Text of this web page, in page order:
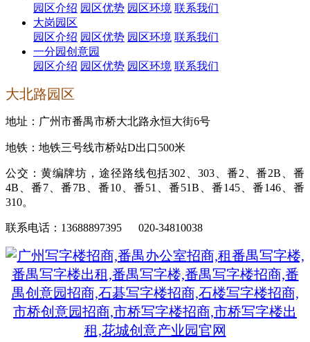
园区介绍 园区优势 园区环境 联系我们
大岗园区
园区介绍 园区优势 园区环境 联系我们
一分园创意园
园区介绍 园区优势 园区环境 联系我们
大北路园区
地址：广州市番禺市桥大北路永恒大街6号
地铁：地铁三号线市桥站D出口500米
公交：黄编牌坊，途径路线包括302、303、番2、番2B、番
4B、番7、 番7B、番10、番51、番51B、番145、番146、番
310。
联系电话：13688897395 020-34810038